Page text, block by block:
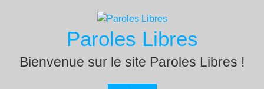
Paroles Libres
Bienvenue sur le site Paroles Libres !